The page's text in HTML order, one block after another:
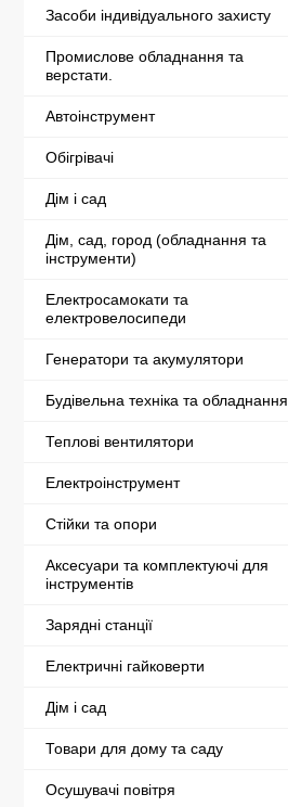
Засоби індивідуального захисту
Промислове обладнання та
верстати.
Автоінструмент
Обігрівачі
Дім і сад
Дім, сад, город (обладнання та
інструменти)
Електросамокати та
електровелосипеди
Генератори та акумулятори
Будівельна техніка та обладнання
Теплові вентилятори
Електроінструмент
Стійки та опори
Аксесуари та комплектуючі для
інструментів
Зарядні станції
Електричні гайковерти
Дім і сад
Товари для дому та саду
Осушувачі повітря